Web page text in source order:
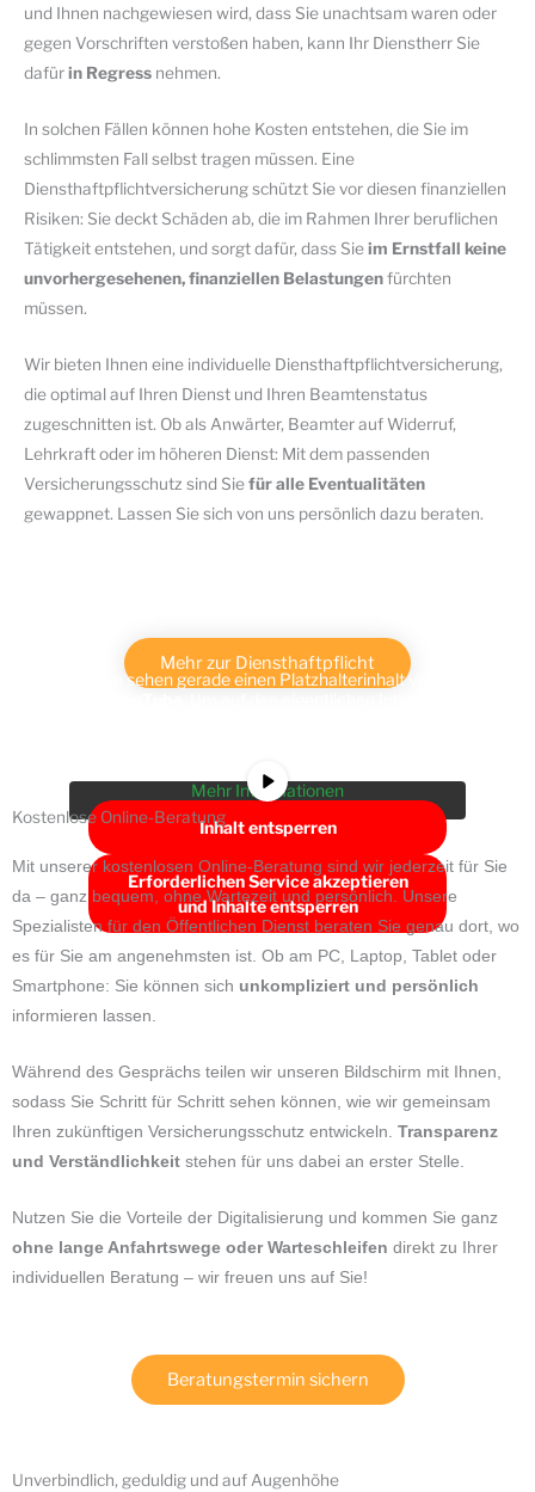
und Ihnen nachgewiesen wird, dass Sie unachtsam waren oder
gegen Vorschriften verstoßen haben, kann Ihr Dienstherr Sie
dafürin Regress nehmen.
In solchen Fällen können hohe Kosten entstehen, die Sie im
schlimmsten Fall selbst tragen müssen. Eine
Diensthaftpflichtversicherung schützt Sie vor diesen finanziellen
Risiken: Sie deckt Schäden ab, die im Rahmen Ihrer beruflichen
Tätigkeit entstehen, und sorgt dafür, dass Sieim Ernstfall keine
unvorhergesehenen, finanziellen Belastungenfürchten
müssen.
Wir bieten Ihnen eine individuelle Diensthaftpflichtversicherung,
die optimal auf Ihren Dienst und Ihren Beamtenstatus
zugeschnitten ist. Ob als Anwärter, Beamter auf Widerruf,
Lehrkraft oder im höheren Dienst: Mit dem passenden
Versicherungsschutz sind Siefür alle Eventualitäten
gewappnet. Lassen Sie sich von uns persönlich dazu beraten.
Mehr zur Diensthaftpflicht
Sie sehen gerade einen Platzhalterinhalt von
Mehr Informationen
Inhalt entsperren
Erforderlichen Service akzeptieren
und Inhalte entsperren
Kostenlose Online-Beratung
Mit unserer kostenlosen Online-Beratung sind wir jederzeit für Sie
da – ganz bequem, ohne Wartezeit und persönlich. Unsere
Spezialisten für den Öffentlichen Dienst beraten Sie genau dort, wo
es für Sie am angenehmsten ist. Ob am PC, Laptop, Tablet oder
Smartphone: Sie können sich unkompliziert und persönlich
informieren lassen.
Während des Gesprächs teilen wir unseren Bildschirm mit Ihnen,
sodass Sie Schritt für Schritt sehen können, wie wir gemeinsam
Ihren zukünftigen Versicherungsschutz entwickeln. Transparenz
und Verständlichkeit stehen für uns dabei an erster Stelle.
Nutzen Sie die Vorteile der Digitalisierung und kommen Sie ganz
ohne lange Anfahrtswege oder Warteschleifen direkt zu Ihrer
individuellen Beratung – wir freuen uns auf Sie!
Beratungstermin sichern
Unverbindlich, geduldig und auf Augenhöhe